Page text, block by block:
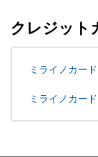
クレジット
ミライノカー
ミライノカー